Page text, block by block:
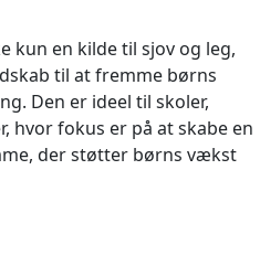
kun en kilde til sjov og leg,
til at fremme børns
Den er ideel til skoler,
hvor fokus er på at skabe en
der støtter børns vækst